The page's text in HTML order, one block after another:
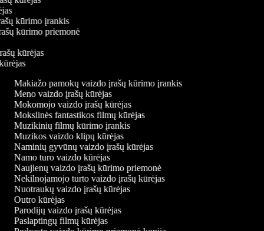
kūrimo įrankis
kūrimo priemonė
kūrėjas
Makiažo pamokų vaizdo įrašų kūrimo įrankis
Meno vaizdo įrašų kūrėjas
Mokomojo vaizdo įrašų kūrėjas
Mokslinės fantastikos filmų kūrėjas
Muzikinių filmų kūrimo įrankis
Muzikos vaizdo klipų kūrėjas
Naminių gyvūnų vaizdo įrašų kūrėjas
Namo turo vaizdo kūrėjas
Naujienų vaizdo įrašų kūrimo priemonė
Nekilnojamojo turto vaizdo įrašų kūrėjas
Nuotraukų vaizdo įrašų kūrėjas
Outro kūrėjas
Parodijų vaizdo įrašų kūrėjas
Paslaptingų filmų kūrėjas